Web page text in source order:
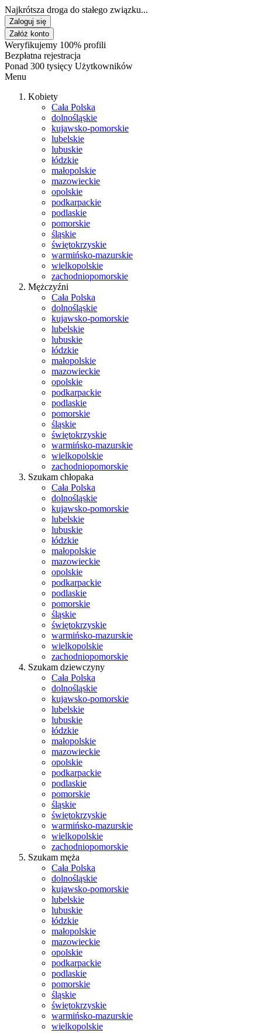
Najkrótsza droga do stałego związku...
Zaloguj się
Załóż konto
Weryfikujemy 100% profili
Bezpłatna rejestracja
Ponad 300 tysięcy Użytkowników
Menu
Kobiety
Cała Polska
dolnośląskie
kujawsko-pomorskie
lubelskie
lubuskie
łódzkie
małopolskie
mazowieckie
opolskie
podkarpackie
podlaskie
pomorskie
śląskie
świętokrzyskie
warmińsko-mazurskie
wielkopolskie
zachodniopomorskie
Mężczyźni
Cała Polska
dolnośląskie
kujawsko-pomorskie
lubelskie
lubuskie
łódzkie
małopolskie
mazowieckie
opolskie
podkarpackie
podlaskie
pomorskie
śląskie
świętokrzyskie
warmińsko-mazurskie
wielkopolskie
zachodniopomorskie
Szukam chłopaka
Cała Polska
dolnośląskie
kujawsko-pomorskie
lubelskie
lubuskie
łódzkie
małopolskie
mazowieckie
opolskie
podkarpackie
podlaskie
pomorskie
śląskie
świętokrzyskie
warmińsko-mazurskie
wielkopolskie
zachodniopomorskie
Szukam dziewczyny
Cała Polska
dolnośląskie
kujawsko-pomorskie
lubelskie
lubuskie
łódzkie
małopolskie
mazowieckie
opolskie
podkarpackie
podlaskie
pomorskie
śląskie
świętokrzyskie
warmińsko-mazurskie
wielkopolskie
zachodniopomorskie
Szukam męża
Cała Polska
dolnośląskie
kujawsko-pomorskie
lubelskie
lubuskie
łódzkie
małopolskie
mazowieckie
opolskie
podkarpackie
podlaskie
pomorskie
śląskie
świętokrzyskie
warmińsko-mazurskie
wielkopolskie